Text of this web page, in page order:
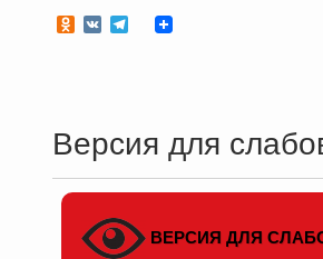
Odnoklassniki
VKTelegram
Версия для
ВЕРСИЯ ДЛЯ